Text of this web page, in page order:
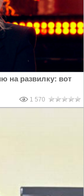
на развилку: вот
1 570